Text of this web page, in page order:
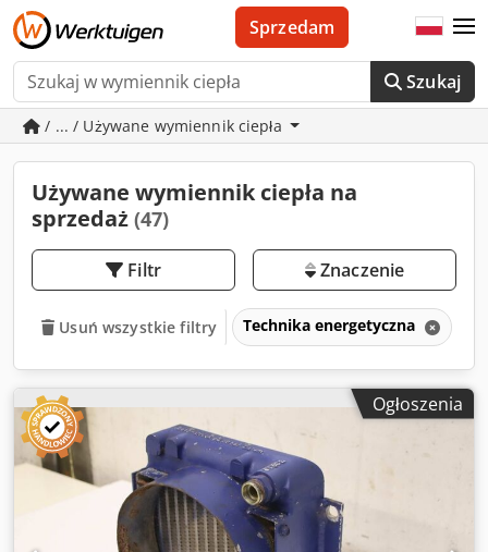
Szukaj
Sprzedam
/ ... / Używane wymiennik ciepła
Używane wymiennik ciepła na
sprzedaż (47)
Filtr Znaczenie
Usuń wszystkie filtry Technika energetyczna
Ogłoszenia